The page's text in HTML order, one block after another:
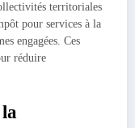
territoriales
pour services à la
engagées. Ces
réduire